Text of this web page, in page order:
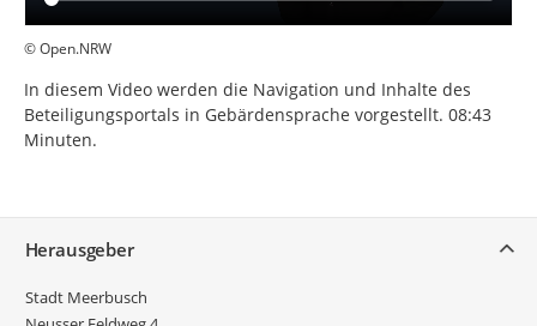
© Open.NRW
In diesem Video werden die Navigation und Inhalte des
Beteiligungsportals in Gebärdensprache vorgestellt. 08:43
Minuten.
Herausgeber
Stadt Meerbusch